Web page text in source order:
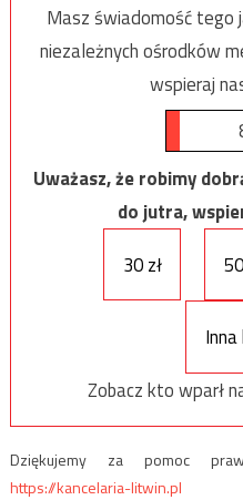
Masz świadomość
niezależnych ośrodków
wspieraj
Uważasz, że robimy
do jutra,
30 zł
Zobacz kto wparł
Dziękujemy za pomoc
https://kancelaria-litwin.pl